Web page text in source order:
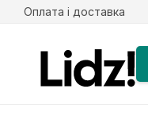
Оплата і доставка